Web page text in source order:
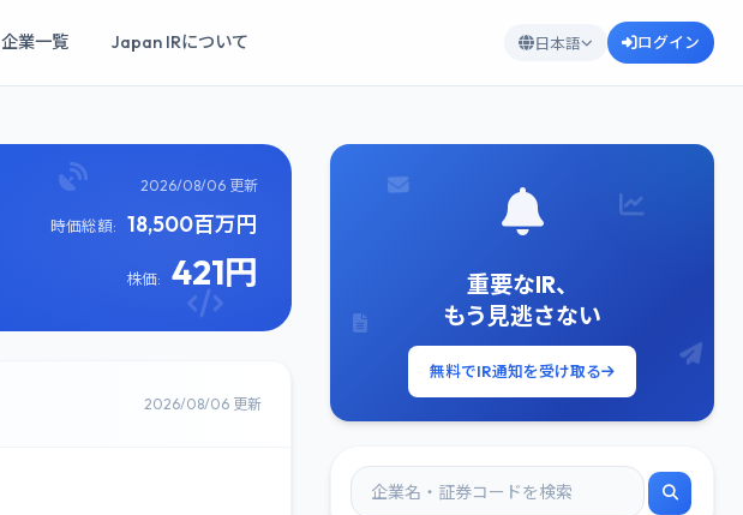
企業一覧 Japan IRについて 日本語 ログイン
2026/08/06 更新
時価総額: 18,500百万円
株価: 421円
2026/08/06 更新
重要なIR、
もう見逃さない
無料でIR通知を受け取る